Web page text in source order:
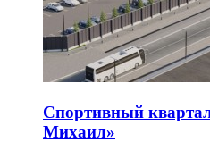
Спортивный
Михаил»